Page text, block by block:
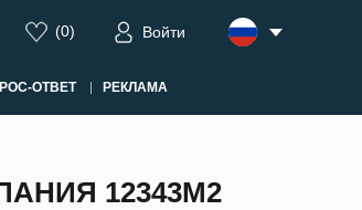
(0) Войти
ОТВЕТ РЕКЛАМА
12343М2